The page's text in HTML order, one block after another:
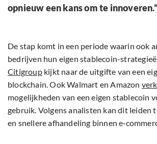
opnieuw een kans om te innoveren.”
De stap komt in een periode waarin ook
bedrijven hun eigen stablecoin-
Citigroupkijkt naar de uitgifte van een
blockchain. Ook Walmart en Amazon
mogelijkheden van een eigen stablecoin
gebruik. Volgens analisten kan dit leiden
en snellere afhandeling binnen